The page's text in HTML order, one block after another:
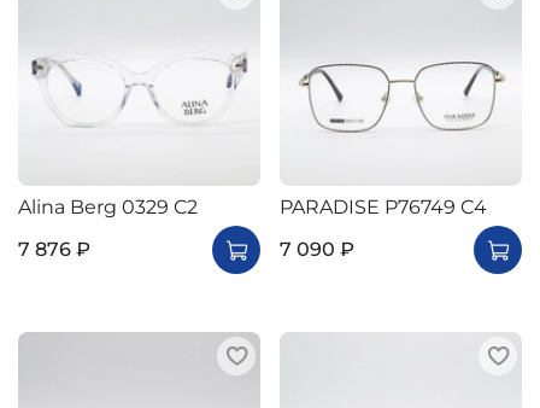
Alina Berg 0329 C2
7 876 ₽
PARADISE P76749 C4
7 090 ₽